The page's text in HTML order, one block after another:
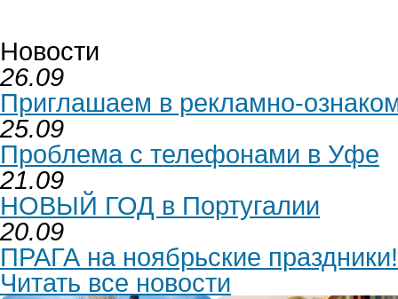
Новости
26.09
Приглашаем в рекламно-
25.09
Проблема с телефонами в Уфе
21.09
НОВЫЙ ГОД в Португалии
20.09
ПРАГА на ноябрьские праздники!
Читать все новости